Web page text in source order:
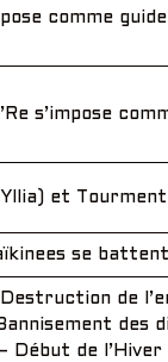
comme
s’impose
et
se
de
des
Début de